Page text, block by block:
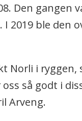
Den gangen
I 2019 ble den
Norli i ryggen,
så godt i
Arveng.